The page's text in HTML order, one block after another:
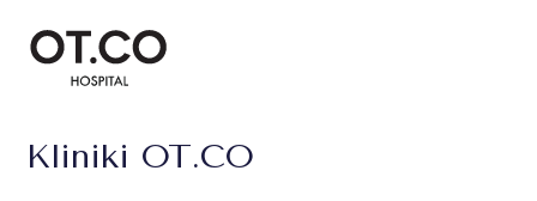
Kliniki OT.CO